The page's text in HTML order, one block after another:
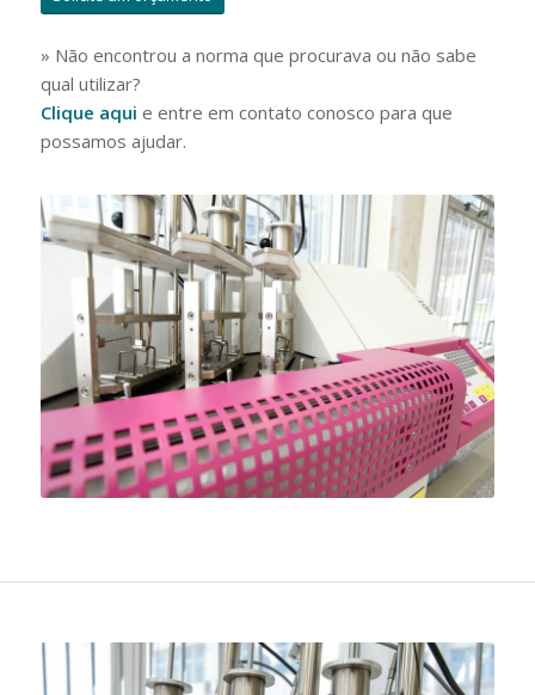
» Não encontrou a norma que procurava ou não sabe
qual utilizar?
Clique aqui e entre em contato conosco para que
possamos ajudar.